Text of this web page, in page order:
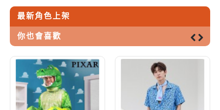
最新角色上架
你也會喜歡